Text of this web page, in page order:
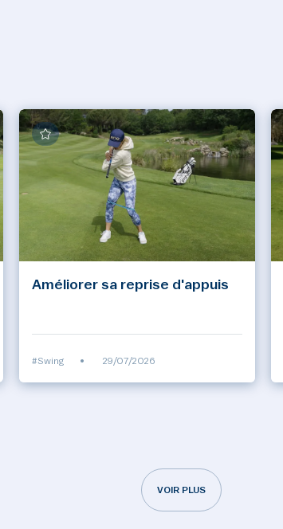
Améliorer sa reprise d'appuis
#Swing • 29/07/2026
VOIR PLUS